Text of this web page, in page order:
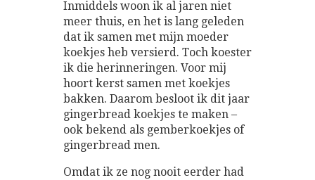
Inmiddels woon ik al jaren niet
meer thuis, en het is lang geleden
dat ik samen met mijn moeder
koekjes heb versierd. Toch koester
ik die herinneringen. Voor mij
hoort kerst samen met koekjes
bakken. Daarom besloot ik dit jaar
gingerbread koekjes te maken –
ook bekend als gemberkoekjes of
gingerbread men.
Omdat ik ze nog nooit eerder had